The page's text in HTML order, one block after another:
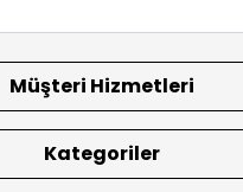
Müşteri Hizmetleri
Kategoriler